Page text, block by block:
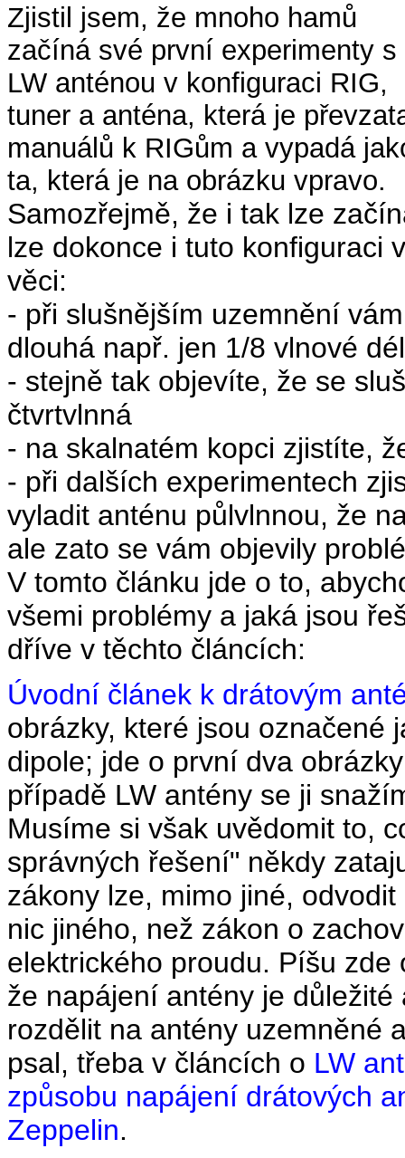
Zjistil jsem, že mnoho hamů
začíná své první experimenty s
LW anténou v konfiguraci RIG,
tuner a anténa, která je
manuálů k RIGům a vypadá
ta, která je na obrázku vpravo.
Samozřejmě, že i tak lze
lze dokonce i tuto konfiguraci
věci:
- při slušnějším uzemnění
dlouhá např. jen 1/8 vlnové
- stejně tak objevíte, že se
čtvrtvlnná
- na skalnatém kopci zjistíte,
- při dalších experimentech
vyladit anténu půlvlnnou, že
ale zato se vám objevily
V tomto článku jde o to,
všemi problémy a jaká jsou
dříve v těchto článcích:
Úvodní článek k drátovým
obrázky, které jsou označené
dipole; jde o první dva
případě LW antény se ji
Musíme si však uvědomit to,
správných řešení" někdy
zákony lze, mimo jiné,
nic jiného, než zákon o
elektrického proudu. Píšu
že napájení antény je
rozdělit na antény uzemněné
psal, třeba v článcích o LW
způsobu napájení drátových
Zeppelin.